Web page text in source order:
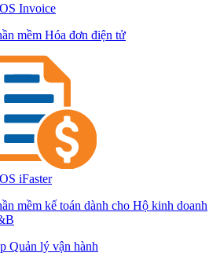
Invoice
mềm Hóa đơn điện tử
iFaster
mềm kế toán dành cho Hộ kinh doanh
Quản lý vận hành